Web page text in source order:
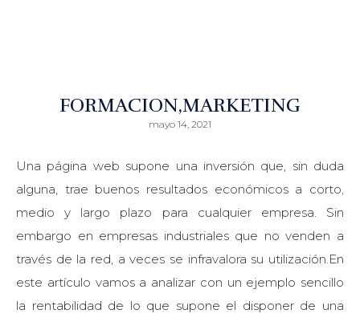
FORMACION MARKETING
mayo 14, 2021
Una página web supone una inversión que, sin duda
alguna, trae buenos resultados económicos a corto,
medio y largo plazo para cualquier empresa. Sin
embargo en empresas industriales que no venden a
través de la red, a veces se infravalora su utilización.En
este artículo vamos a analizar con un ejemplo sencillo
la rentabilidad de lo que supone el disponer de una